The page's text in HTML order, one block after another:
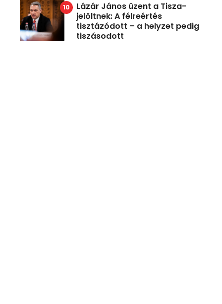
Lázár János üzent a Tisza-
jelöltnek: A félreértés
tisztázódott – a helyzet pedig
tiszásodott